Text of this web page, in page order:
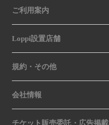
ご利用案内
Loppi設置店舗
規約・その他
会社情報
チケット販売委託・広告掲載